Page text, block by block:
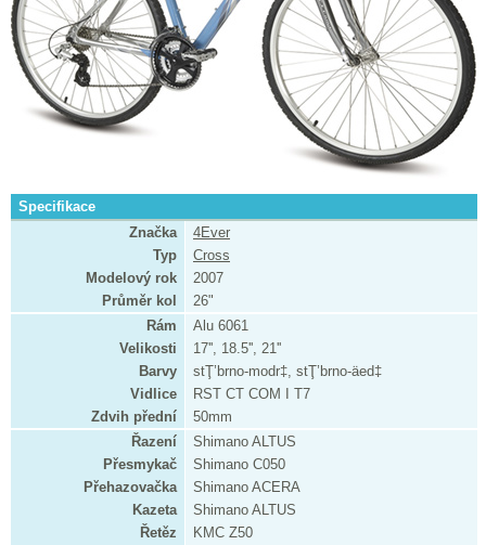
Specifikace
Značka
4Ever
Typ
Cross
Modelový rok
2007
Průměr kol
26"
Rám
Alu 6061
Velikosti
17'', 18.5'', 21''
Barvy
stŢ’brno-modr‡, stŢ’brno-äed‡
Vidlice
RST CT COM I T7
Zdvih přední
50mm
Řazení
Shimano ALTUS
Přesmykač
Shimano C050
Přehazovačka
Shimano ACERA
Kazeta
Shimano ALTUS
Řetěz
KMC Z50